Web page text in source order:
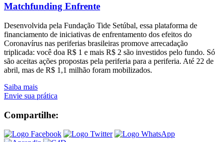
Matchfunding Enfrente
Desenvolvida pela Fundação Tide Setúbal, essa plataforma de
financiamento de iniciativas de enfrentamento dos efeitos do
Coronavírus nas periferias brasileiras promove arrecadação
triplicada: você doa R$ 1 e mais R$ 2 são investidos pelo fundo. Só
são aceitas ações propostas pela periferia para a periferia. Até 22 de
abril, mas de R$ 1,1 milhão foram mobilizados.
Saiba mais
Envie sua prática
Compartilhe: